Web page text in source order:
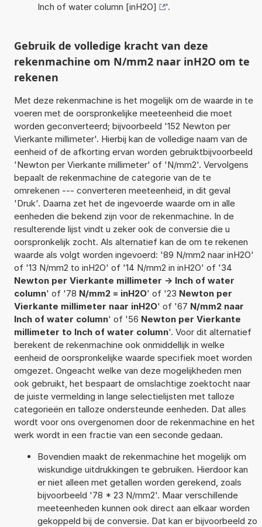
Inch of water column [inH2O]
'.
Gebruik de volledige kracht van deze
rekenmachine om N/mm2 naar inH2O om te
rekenen
Met deze rekenmachine is het mogelijk om de waarde in te
voeren met de oorspronkelijke meeteenheid die moet
worden geconverteerd; bijvoorbeeld '152 Newton per
Vierkante millimeter'. Hierbij kan de volledige naam van de
eenheid of de afkorting ervan worden gebruiktbijvoorbeeld
'Newton per Vierkante millimeter' of 'N/mm2'. Vervolgens
bepaalt de rekenmachine de categorie van de te
omrekenen --- converteren meeteenheid, in dit geval
'Druk'. Daarna zet het de ingevoerde waarde om in alle
eenheden die bekend zijn voor de rekenmachine. In de
resulterende lijst vindt u zeker ook de conversie die u
oorspronkelijk zocht. Als alternatief kan de om te rekenen
waarde als volgt worden ingevoerd: '89 N/mm2 naar inH2O'
of '13 N/mm2 to inH2O' of '14 N/mm2 in inH2O' of '34
Newton per Vierkante millimeter -> Inch of water
column' of '78 N/mm2 = inH2O' of '23 Newton per
Vierkante millimeter naar inH2O' of '67 N/mm2 naar
Inch of water column' of '56 Newton per Vierkante
millimeter to Inch of water column'. Voor dit alternatief
berekent de rekenmachine ook onmiddellijk in welke
eenheid de oorspronkelijke waarde specifiek moet worden
omgezet. Ongeacht welke van deze mogelijkheden men
ook gebruikt, het bespaart de omslachtige zoektocht naar
de juiste vermelding in lange selectielijsten met talloze
categorieën en talloze ondersteunde eenheden. Dat alles
wordt voor ons overgenomen door de rekenmachine en het
werk wordt in een fractie van een seconde gedaan.
Bovendien maakt de rekenmachine het mogelijk om
wiskundige uitdrukkingen te gebruiken. Hierdoor kan
er niet alleen met getallen worden gerekend, zoals
bijvoorbeeld '78 * 23 N/mm2'. Maar verschillende
meeteenheden kunnen ook direct aan elkaar worden
gekoppeld bij de conversie. Dat kan er bijvoorbeeld zo